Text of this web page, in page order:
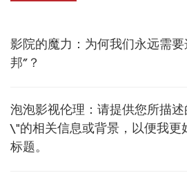
影院的魔力：为何我们永远需
邦”？
泡泡影视伦理：请提供您所描
\"的相关信息或背景，以便我更
标题。